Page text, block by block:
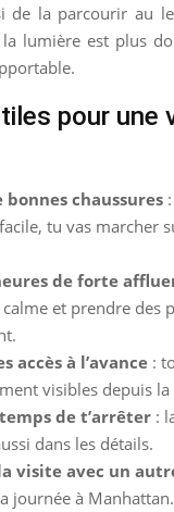
de la parcourir au
lumière est plus
pour une
bonnes chaussures
tu vas marcher
de forte
et prendre des
accès à l’avance :
visibles depuis la
de t’arrêter :
dans les détails.
visite avec un
journée à Manhattan.